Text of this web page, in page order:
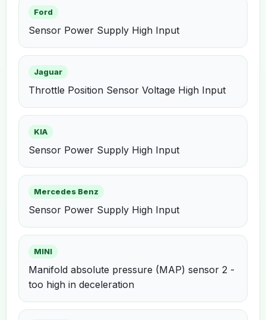
Ford
Sensor Power Supply High Input
Jaguar
Throttle Position Sensor Voltage High Input
KIA
Sensor Power Supply High Input
Mercedes Benz
Sensor Power Supply High Input
MINI
Manifold absolute pressure (MAP) sensor 2 -
too high in deceleration